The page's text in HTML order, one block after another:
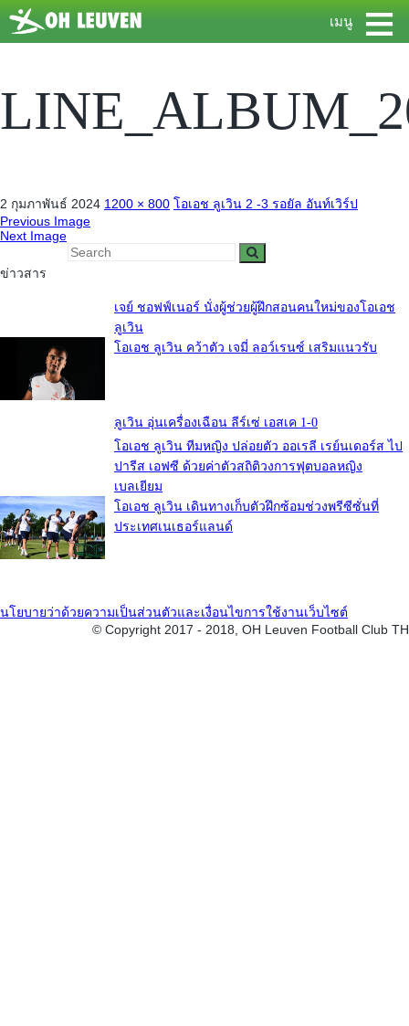
เมนู ≡
2 กุมภาพันธ์ 2024 1200 × 800 โอเอช ลูเวิน 2 -3 รอยัล อันท์เวิร์ป
Previous Image
Next Image
ข่าวสาร
เจย์ ชอฟฟ์เนอร์ นั่งผู้ช่วยผู้ฝึกสอนคนใหม่ของโอเอช
ลูเวิน
โอเอช ลูเวิน คว้าตัว เจมี่ ลอว์เรนซ์ เสริมแนวรับ
ลูเวิน อุ่นเครื่องเฉือน ลีร์เซ่ เอสเค 1-0
โอเอช ลูเวิน ทีมหญิง ปล่อยตัว ออเรลี เรย์นเดอร์ส ไป
ปารีส เอฟซี ด้วยค่าตัวสถิติวงการฟุตบอลหญิง
เบลเยียม
โอเอช ลูเวิน เดินทางเก็บตัวฝึกซ้อมช่วงพรีซีซั่นที่
ประเทศเนเธอร์แลนด์
นโยบายว่าด้วยความเป็นส่วนตัวและเงื่อนไขการใช้งานเว็บไซต์
© Copyright 2017 - 2018, OH Leuven Football Club TH